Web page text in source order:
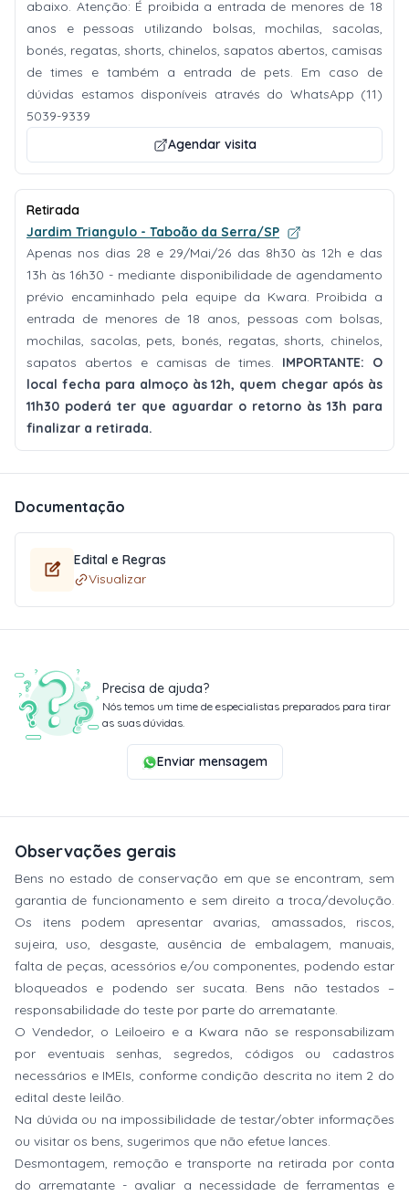
abaixo. Atenção: É proibida a entrada de menores de 18
anos e pessoas utilizando bolsas, mochilas, sacolas,
bonés, regatas, shorts, chinelos, sapatos abertos, camisas
de times e também a entrada de pets. Em caso de
dúvidas estamos disponíveis através do WhatsApp (11)
5039-9339
Agendar visita
Retirada
Jardim Triangulo - Taboão da Serra/SP
Apenas nos dias 28 e 29/Mai/26 das 8h30 às 12h e das
13h às 16h30 - mediante disponibilidade de agendamento
prévio encaminhado pela equipe da Kwara. Proibida a
entrada de menores de 18 anos, pessoas com bolsas,
mochilas, sacolas, pets, bonés, regatas, shorts, chinelos,
sapatos abertos e camisas de times. IMPORTANTE: O
local fecha para almoço às 12h, quem chegar após às
11h30 poderá ter que aguardar o retorno às 13h para
finalizar a retirada.
Documentação
Edital e Regras
Visualizar
Precisa de ajuda?
Nós temos um time de especialistas preparados para tirar
as suas dúvidas.
Enviar mensagem
Observações gerais
Bens no estado de conservação em que se encontram, sem
garantia de funcionamento e sem direito a troca/devolução.
Os itens podem apresentar avarias, amassados, riscos,
sujeira, uso, desgaste, ausência de embalagem, manuais,
falta de peças, acessórios e/ou componentes, podendo estar
bloqueados e podendo ser sucata. Bens não testados –
responsabilidade do teste por parte do arrematante.
O Vendedor, o Leiloeiro e a Kwara não se responsabilizam
por eventuais senhas, segredos, códigos ou cadastros
necessários e IMEIs, conforme condição descrita no item 2 do
edital deste leilão.
Na dúvida ou na impossibilidade de testar/obter informações
ou visitar os bens, sugerimos que não efetue lances.
Desmontagem, remoção e transporte na retirada por conta
do arrematante - avaliar a necessidade de ferramentas e